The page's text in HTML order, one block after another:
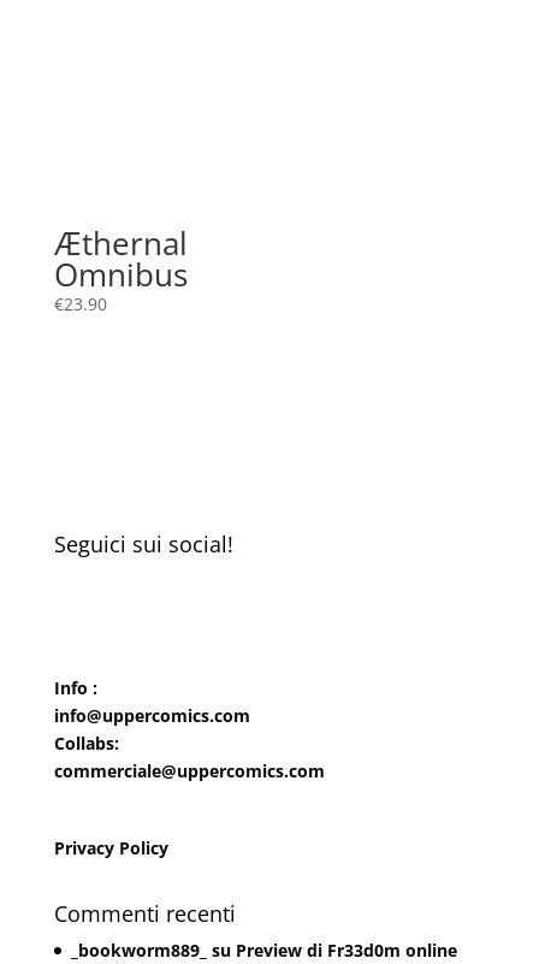
Æthernal
Omnibus
€23.90
Seguici sui social!
Info :
info@uppercomics.com
Collabs:
commerciale@uppercomics.com
Privacy Policy
Commenti recenti
_bookworm889_ su Preview di Fr33d0m online